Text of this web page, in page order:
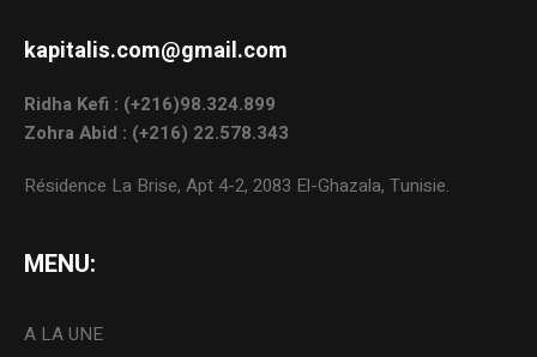
kapitalis.com@gmail.com
Ridha Kefi : (+216)98.324.899
Zohra Abid : (+216) 22.578.343
Résidence La Brise, Apt 4-2, 2083 El-Ghazala, Tunisie.
MENU:
A LA UNE